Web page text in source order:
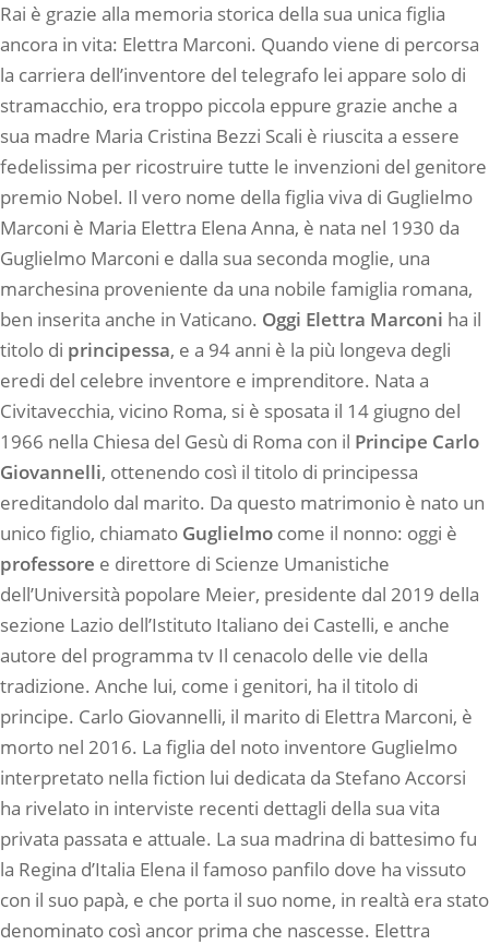
Rai è grazie alla memoria storica della sua unica figlia
ancora in vita: Elettra Marconi. Quando viene di percorsa
la carriera dell’inventore del telegrafo lei appare solo di
stramacchio, era troppo piccola eppure grazie anche a
sua madre Maria Cristina Bezzi Scali è riuscita a essere
fedelissima per ricostruire tutte le invenzioni del genitore
premio Nobel. Il vero nome della figlia viva di Guglielmo
Marconi è Maria Elettra Elena Anna, è nata nel 1930 da
Guglielmo Marconi e dalla sua seconda moglie, una
marchesina proveniente da una nobile famiglia romana,
ben inserita anche in Vaticano. Oggi Elettra Marconi ha il
titolo di principessa, e a 94 anni è la più longeva degli
eredi del celebre inventore e imprenditore. Nata a
Civitavecchia, vicino Roma, si è sposata il 14 giugno del
1966 nella Chiesa del Gesù di Roma con il Principe Carlo
Giovannelli, ottenendo così il titolo di principessa
ereditandolo dal marito. Da questo matrimonio è nato un
unico figlio, chiamato Guglielmo come il nonno: oggi è
professore e direttore di Scienze Umanistiche
dell’Università popolare Meier, presidente dal 2019 della
sezione Lazio dell’Istituto Italiano dei Castelli, e anche
autore del programma tv Il cenacolo delle vie della
tradizione. Anche lui, come i genitori, ha il titolo di
principe. Carlo Giovannelli, il marito di Elettra Marconi, è
morto nel 2016. La figlia del noto inventore Guglielmo
interpretato nella fiction lui dedicata da Stefano Accorsi
ha rivelato in interviste recenti dettagli della sua vita
privata passata e attuale. La sua madrina di battesimo fu
la Regina d’Italia Elena il famoso panfilo dove ha vissuto
con il suo papà, e che porta il suo nome, in realtà era stato
denominato così ancor prima che nascesse. Elettra